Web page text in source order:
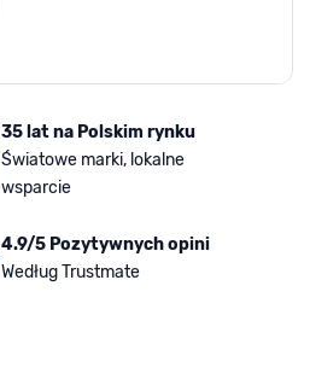
35 lat na Polskim rynku
Światowe marki, lokalne
wsparcie
4.9/5 Pozytywnych opini
Według Trustmate